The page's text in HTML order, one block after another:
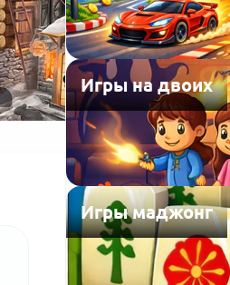
Игры на двоих
Игры маджонг